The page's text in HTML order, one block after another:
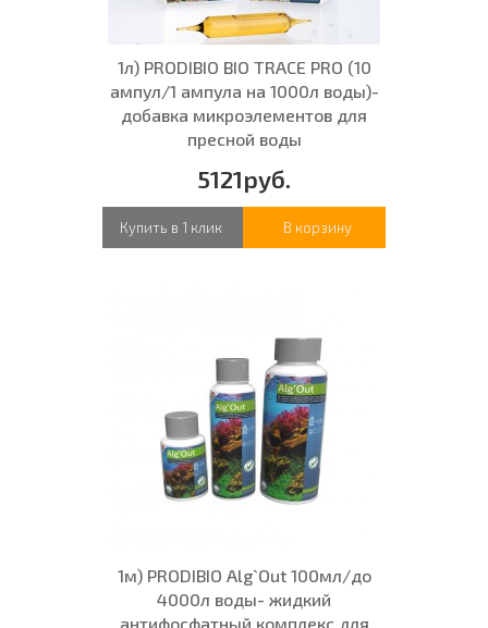
1л) PRODIBIO BIO TRACE PRO (10
ампул/1 ампула на 1000л воды)-
добавка микроэлементов для
пресной воды
5121руб.
Купить в 1 клик В корзину
1м) PRODIBIO Alg`Out 100мл/до
4000л воды- жидкий
антифосфатный комплекс для